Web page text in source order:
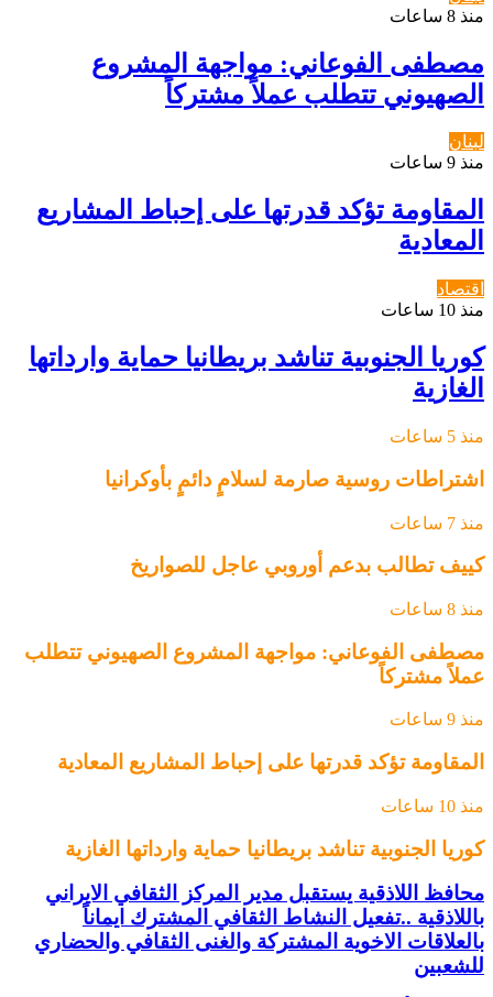
منذ 8 ساعات
مصطفى الفوعاني: مواجهة المشروع
الصهيوني تتطلب عملاً مشتركاً
لبنان
منذ 9 ساعات
المقاومة تؤكد قدرتها على إحباط المشاريع
المعادية
اقتصاد
منذ 10 ساعات
كوريا الجنوبية تناشد بريطانيا حماية وارداتها
الغازية
منذ 5 ساعات
اشتراطات روسية صارمة لسلامٍ دائمٍ بأوكرانيا
منذ 7 ساعات
كييف تطالب بدعم أوروبي عاجل للصواريخ
منذ 8 ساعات
مصطفى الفوعاني: مواجهة المشروع الصهيوني تتطلب
عملاً مشتركاً
منذ 9 ساعات
المقاومة تؤكد قدرتها على إحباط المشاريع المعادية
منذ 10 ساعات
كوريا الجنوبية تناشد بريطانيا حماية وارداتها الغازية
محافظ اللاذقية يستقبل مدير المركز الثقافي الايراني
باللاذقية ..تفعيل النشاط الثقافي المشترك ايماناً
بالعلاقات الاخوية المشتركة والغنى الثقافي والحضاري
للشعبين